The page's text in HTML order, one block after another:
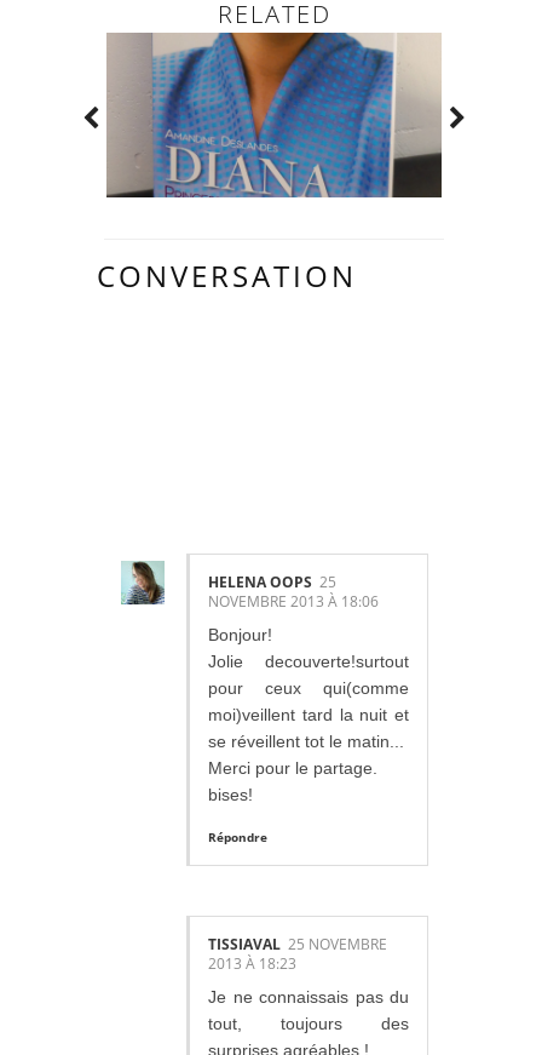
RELATED
CONVERSATION
HELENA OOPS 25
NOVEMBRE 2013 À 18:06
Bonjour!
Jolie decouverte!surtout
pour ceux qui(comme
moi)veillent tard la nuit et
se réveillent tot le matin...
Merci pour le partage.
bises!
Répondre
TISSIAVAL 25 NOVEMBRE
2013 À 18:23
Je ne connaissais pas du
tout, toujours des
surprises agréables !